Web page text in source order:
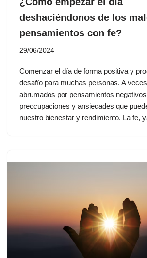
deshaciéndonos de los
pensamientos con fe?
29/06/2024
Comenzar el día de forma positiva y
desafío para muchas personas. A
abrumados por pensamientos
preocupaciones y ansiedades que
nuestro bienestar y rendimiento. La fe,